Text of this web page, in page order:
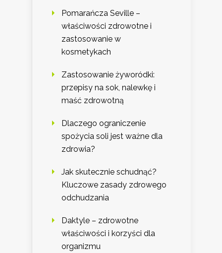
Pomarańcza Seville –
właściwości zdrowotne i
zastosowanie w
kosmetykach
Zastosowanie żyworódki:
przepisy na sok, nalewkę i
maść zdrowotną
Dlaczego ograniczenie
spożycia soli jest ważne dla
zdrowia?
Jak skutecznie schudnąć?
Kluczowe zasady zdrowego
odchudzania
Daktyle – zdrowotne
właściwości i korzyści dla
organizmu